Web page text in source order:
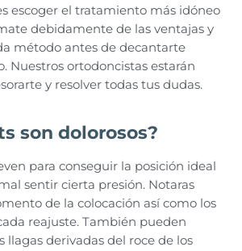
escoger el tratamiento más idóneo
debidamente de las ventajas y
método antes de decantarte
Nuestros ortodoncistas estarán
y resolver todas tus dudas.
son dolorosos?
para conseguir la posición ideal
sentir cierta presión. Notaras
de la colocación así como los
reajuste. También pueden
llagas derivadas del roce de los